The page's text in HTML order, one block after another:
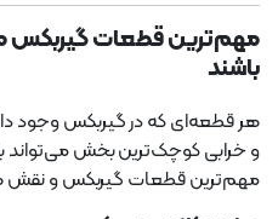
مهم‌ترین قطعات گیربکس
باشند
هر قطعه‌ای که در گیربکس وجود
و خرابی کوچک‌ترین بخش می‌تواند
مهم‌ترین قطعات گیربکس و نقش